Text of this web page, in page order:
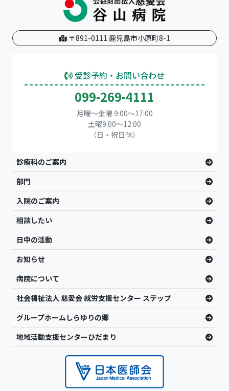
〒891-0111 鹿児島市小原町8-1
受診予約・お問い合わせ
099-269-4111
月曜～金曜 9:00～17:00
土曜9:00〜12:00
（日・祝日休）
診療科のご案内
部門
入院のご案内
相談したい
日中の活動
お知らせ
病院について
社会福祉法人 慈愛会 就労支援センター ステップ
グループホームしらゆりの郷
地域活動支援センターひだまり